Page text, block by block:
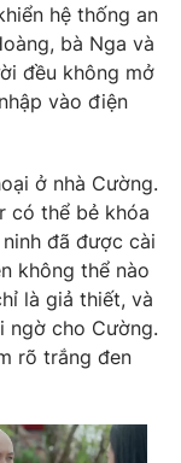
Việt
bằng AI
hệ thống an
bà Nga và
đều không mở
vào điện
ở nhà Cường.
có thể bẻ khóa
đã được cài
không thể nào
là giả thiết, và
ngờ cho Cường.
rõ trắng đen